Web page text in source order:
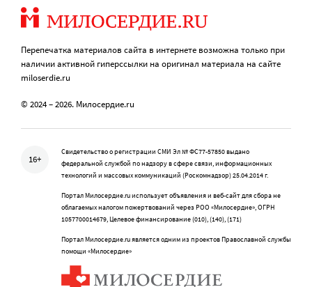
Перепечатка материалов сайта в интернете возможна только при
наличии активной гиперссылки на оригинал материала на сайте
miloserdie.ru
© 2024 – 2026. Милосердие.ru
16+
Свидетельство о регистрации СМИ Эл № ФС77-57850 выдано
федеральной службой по надзору в сфере связи, информационных
технологий и массовых коммуникаций (Роскомнадзор) 25.04.2014 г.
Портал Милосердие.ru использует объявления и веб-сайт для сбора не
облагаемых налогом пожертвований через РОО «Милосердие», ОГРН
1057700014679, Целевое финансирование (010), (140), (171)
Портал Милосердие.ru является одним из проектов Православной службы
помощи «Милосердие»